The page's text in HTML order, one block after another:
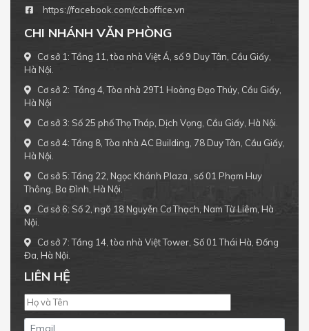
https://facebook.com/ccboffice.vn
CHI NHÁNH VĂN PHÒNG
Cơ sở 1: Tầng 11, tòa nhà Việt Á, số 9 Duy Tân, Cầu Giấy,
Hà Nội.
Cơ sở 2: Tầng 4, Tòa nhà 29T1 Hoàng Đạo Thúy, Cầu Giấy,
Hà Nội
Cơ sở 3: Số 25 phố Thọ Tháp, Dịch Vọng, Cầu Giấy, Hà Nội.
Cơ sở 4: Tầng 8, Tòa nhà AC Building, 78 Duy Tân, Cầu Giấy,
Hà Nội.
Cơ sở 5: Tầng 22, Ngọc Khánh Plaza , số 01 Phạm Huy
Thông, Ba Đình, Hà Nội.
Cơ sở 6: Số 2, ngõ 18 Nguyễn Cơ Thạch, Nam Từ Liêm, Hà
Nội.
Cơ sở 7: Tầng 14, tòa nhà Việt Tower, Số 01 Thái Hà, Đống
Đa, Hà Nội.
LIÊN HỆ